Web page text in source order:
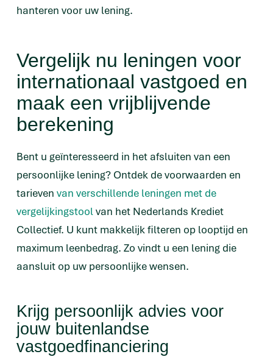
hanteren voor uw lening.
Vergelijk nu leningen voor
internationaal vastgoed en
maak een vrijblijvende
berekening
Bent u geïnteresseerd in het afsluiten van een
persoonlijke lening? Ontdek de voorwaarden en
tarieven van verschillende leningen met de
vergelijkingstoolvan het Nederlands Krediet
Collectief. U kunt makkelijk filteren op looptijd en
maximum leenbedrag. Zo vindt u een lening die
aansluit op uw persoonlijke wensen.
Krijg persoonlijk advies voor
jouw buitenlandse
vastgoedfinanciering